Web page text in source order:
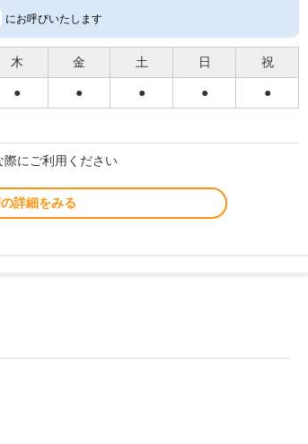
にお呼びいたします
木 金 土 日 祝
● ● ● ● ●
にご利用ください
詳細をみる